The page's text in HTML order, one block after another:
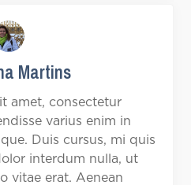
Martins
amet, consectetur
varius enim in
Duis cursus, mi quis
interdum nulla, ut
vitae erat. Aenean